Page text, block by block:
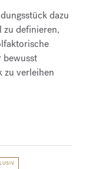
dazu
zu definieren,
bewusst
zu verleihen